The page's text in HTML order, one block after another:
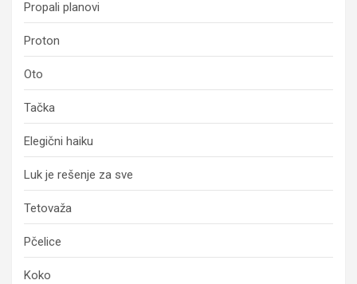
Propali planovi
Proton
Oto
Tačka
Elegični haiku
Luk je rešenje za sve
Tetovaža
Pčelice
Koko